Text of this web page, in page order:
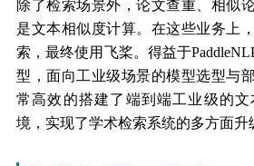
除了检索场景外，论文查重、相似
是文本相似度计算。在这些业务上
索，最终使用飞桨。得益于
型，面向工业级场景的模型选型与
常高效的搭建了端到端工业级的
境，实现了学术检索系统的多方面升